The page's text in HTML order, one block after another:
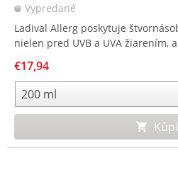
Vypredané
Ladival Allerg poskytuje
nielen pred UVB a UVA žiarením,
svetla. Ideálne riešenie na
sklonom k akné.
€17,94